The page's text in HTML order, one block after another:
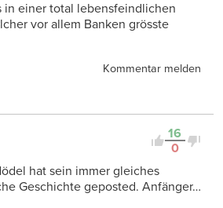
in einer total lebensfeindlichen
vor allem Banken grösste
Kommentar melden
16
0
hat sein immer gleiches
Geschichte geposted. Anfänger…